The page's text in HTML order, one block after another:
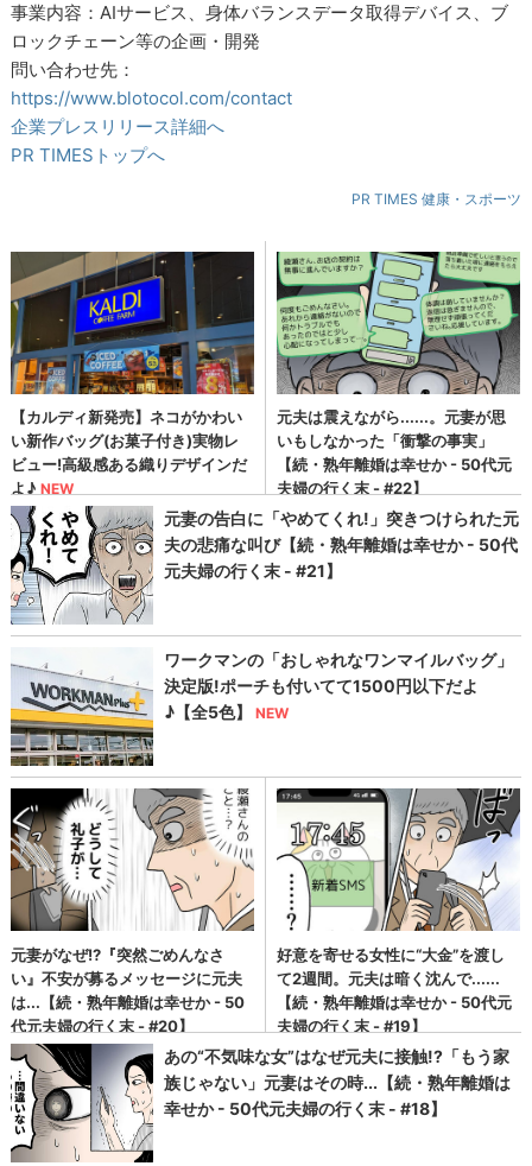
事業内容：AIサービス、身体バランスデータ取得デバイス、ブ
ロックチェーン等の企画・開発
問い合わせ先：
https://www.blotocol.com/contact
企業プレスリリース詳細へ
PR TIMESトップへ
PR TIMES 健康・スポーツ